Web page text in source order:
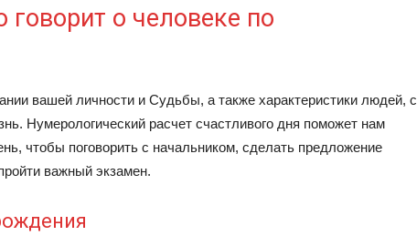
о человеке по
вашей личности и Судьбы, а также характеристики людей, с
Нумерологический расчет счастливого дня поможет нам
чтобы поговорить с начальником, сделать предложение
важный экзамен.